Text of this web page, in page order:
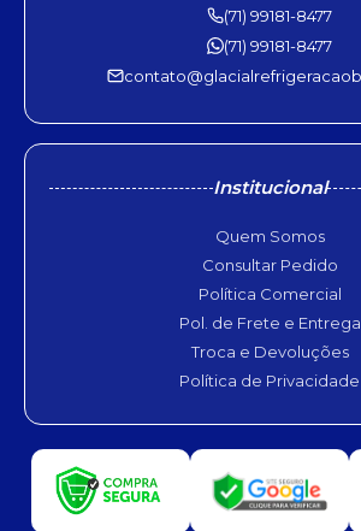
(71) 99181-8477
(71) 99181-8477
Institucional
Quem Somos
Consultar Pedido
Política Comercial
Pol. de Frete e Entrega
Troca e Devoluções
Política de Privacidade